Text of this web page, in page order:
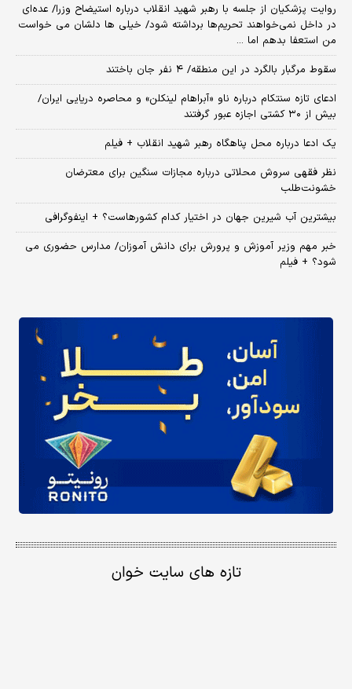
روایت پزشکیان از جلسه با رهبر شهید انقلاب درباره استیضاح وزرا/ عده‌ای
در داخل نمی‌خواهند تحریم‌ها برداشته شود/ خیلی ها دلشان می خواست
من استعفا بدهم اما ...
سقوط مرگبار بالگرد در این منطقه/ ۴ نفر جان باختند
ادعای تازه سنتکام درباره ناو «آبراهام لینکلن» و محاصره دریایی ایران/
بیش از ۳۰ کشتی اجازه عبور گرفتند
یک ادعا درباره محل پناهگاه‌ رهبر شهید انقلاب + فیلم
نظر فقهی سروش محلاتی درباره مجازات سنگین برای معترضان
خشونت‌طلب
بیشترین آب شیرین جهان در اختیار کدام کشورهاست؟ + اینفوگرافی
خبر مهم وزیر آموزش و پرورش برای دانش آموزان/ مدارس حضوری می
شود؟ + فیلم
تازه های سایت خوان